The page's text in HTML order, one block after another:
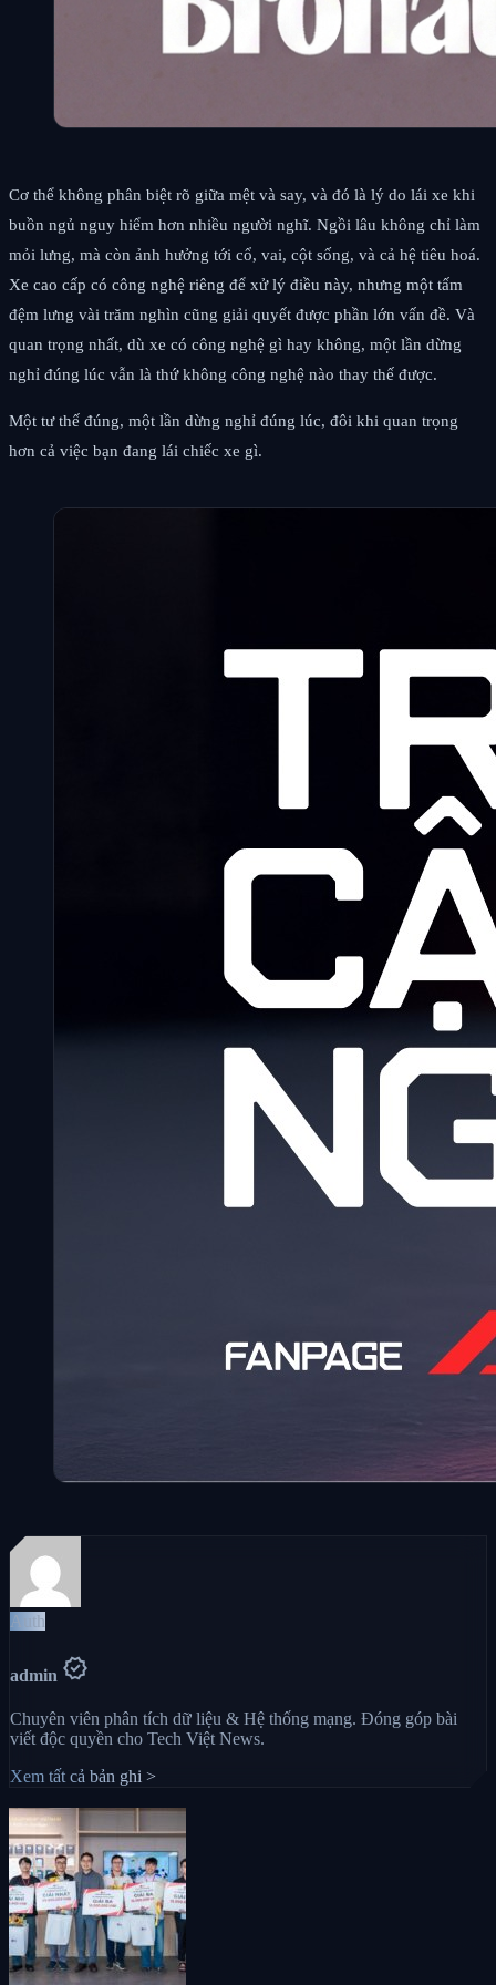
Cơ thể không phân biệt rõ giữa mệt và say, và đó là lý do lái xe khi
buồn ngủ nguy hiểm hơn nhiều người nghĩ. Ngồi lâu không chỉ làm
mỏi lưng, mà còn ảnh hưởng tới cổ, vai, cột sống, và cả hệ tiêu hoá.
Xe cao cấp có công nghệ riêng để xử lý điều này, nhưng một tấm
đệm lưng vài trăm nghìn cũng giải quyết được phần lớn vấn đề. Và
quan trọng nhất, dù xe có công nghệ gì hay không, một lần dừng
nghỉ đúng lúc vẫn là thứ không công nghệ nào thay thế được.
Một tư thế đúng, một lần dừng nghỉ đúng lúc, đôi khi quan trọng
hơn cả việc bạn đang lái chiếc xe gì.
Auth
admin verified
Chuyên viên phân tích dữ liệu & Hệ thống mạng. Đóng góp bài
viết độc quyền cho Tech Việt News.
Xem tất cả bản ghi >